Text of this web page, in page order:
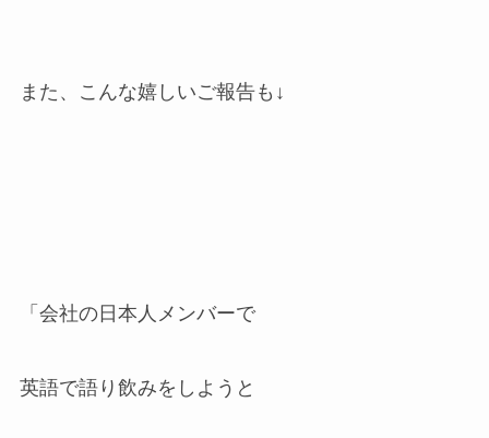
また、こんな嬉しいご報告も↓
「会社の日本人メンバーで
英語で語り飲みをしようと